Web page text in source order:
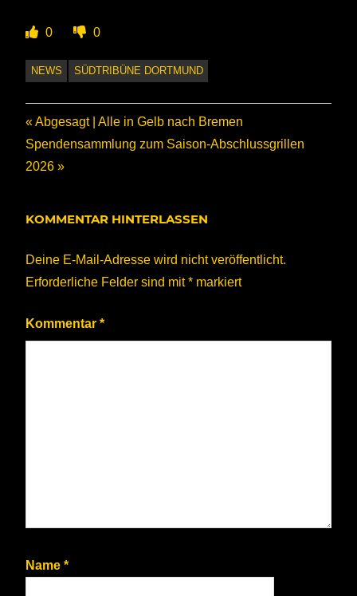
0 0
NEWS SÜDTRIBÜNE DORTMUND
Beitragsnavigation
Vorheriger
Beitrag:
Abgesagt | Alle in Gelb nach Bremen
Nächster
Beitrag:
Spendensammlung zum Saison-Abschlussgrillen
2026
KOMMENTAR HINTERLASSEN
Deine E-Mail-Adresse wird nicht veröffentlicht.
Erforderliche Felder sind mit* markiert
Kommentar *
Name *